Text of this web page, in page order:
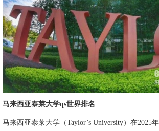
马来西亚泰莱大学qs世界排名
马来西亚泰莱大学（Taylor’s University）在2025